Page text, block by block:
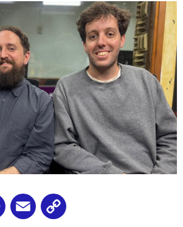
WhatsApp
Email